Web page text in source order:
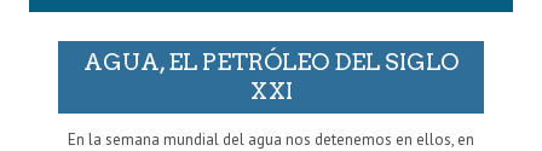
AGUA, EL PETRÓLEO DEL SIGLO
XXI
En la semana mundial del agua nos detenemos en ellos, en